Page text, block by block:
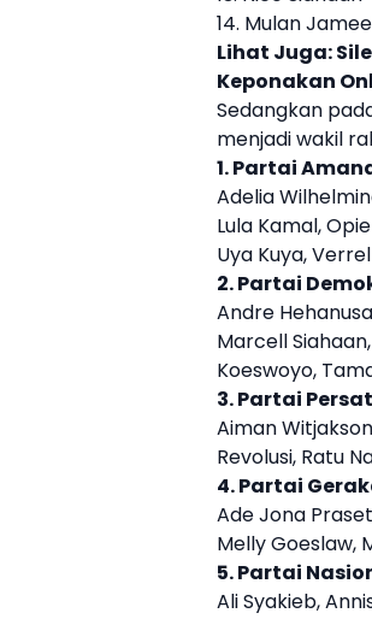
14. Mulan
Lihat Juga:
Keponakan
Sedangkan
menjadi wakil
1. Partai
Adelia
Lula Kamal,
Uya Kuya,
2. Partai
Andre
Marcell
Koeswoyo,
3. Partai
Aiman
Revolusi, Ratu
4. Partai
Ade Jona
Melly Goeslaw,
5.Partai
Ali Syakieb,